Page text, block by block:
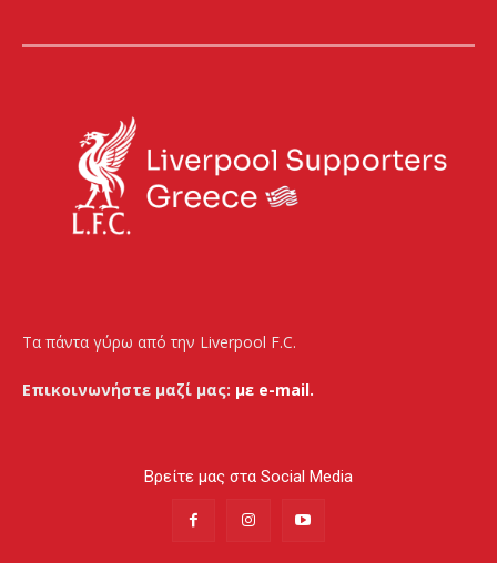
Τα πάντα γύρω από την Liverpool F.C.
Επικοινωνήστε μαζί μας: με e-mail.
Βρείτε μας στα Social Media